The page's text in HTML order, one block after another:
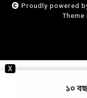
Proudly powered
Theme
X